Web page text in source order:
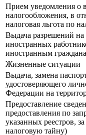
Прием уведомления о
налогообложения, в
налоговая льгота по
Выдача разрешений на
иностранных
иностранным
Жизненные ситуации
Выдача, замена
удостоверяющего
Федерации на
Предоставление
предоставления по
указанных реестров,
налоговую тайну)